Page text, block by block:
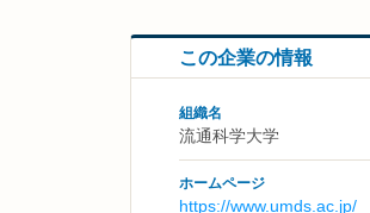
この企業の情報
組織名
流通科学大学
ホームページ
https://www.umds.ac.jp/